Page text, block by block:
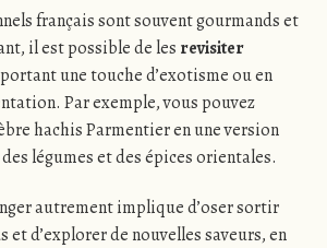
français sont souvent gourmands et
il est possible de les revisiter
une touche d’exotisme ou en
Par exemple, vous pouvez
hachis Parmentier en une version
légumes et des épices orientales.
autrement implique d’oser sortir
et d’explorer de nouvelles saveurs, en